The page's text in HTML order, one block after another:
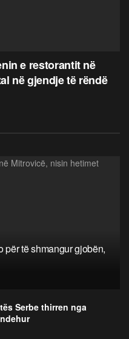
e restorantit në
në gjendje të rëndë
për të shmangur gjobën,
Serbe thirren nga